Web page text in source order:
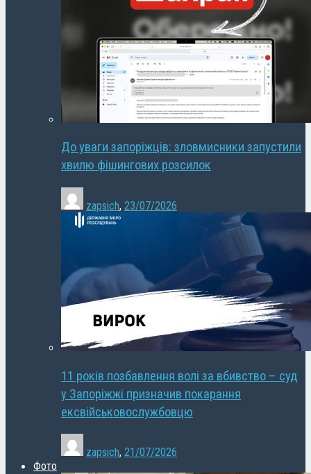
До уваги запоріжців: зловмисники запустили
хвилю фішингових розсилок
zapsich, 23/07/2026
11 років позбавлення волі за вбивство – суд
у Запоріжжі призначив покарання
ексвійськовослужбовцю
zapsich, 21/07/2026
Фото